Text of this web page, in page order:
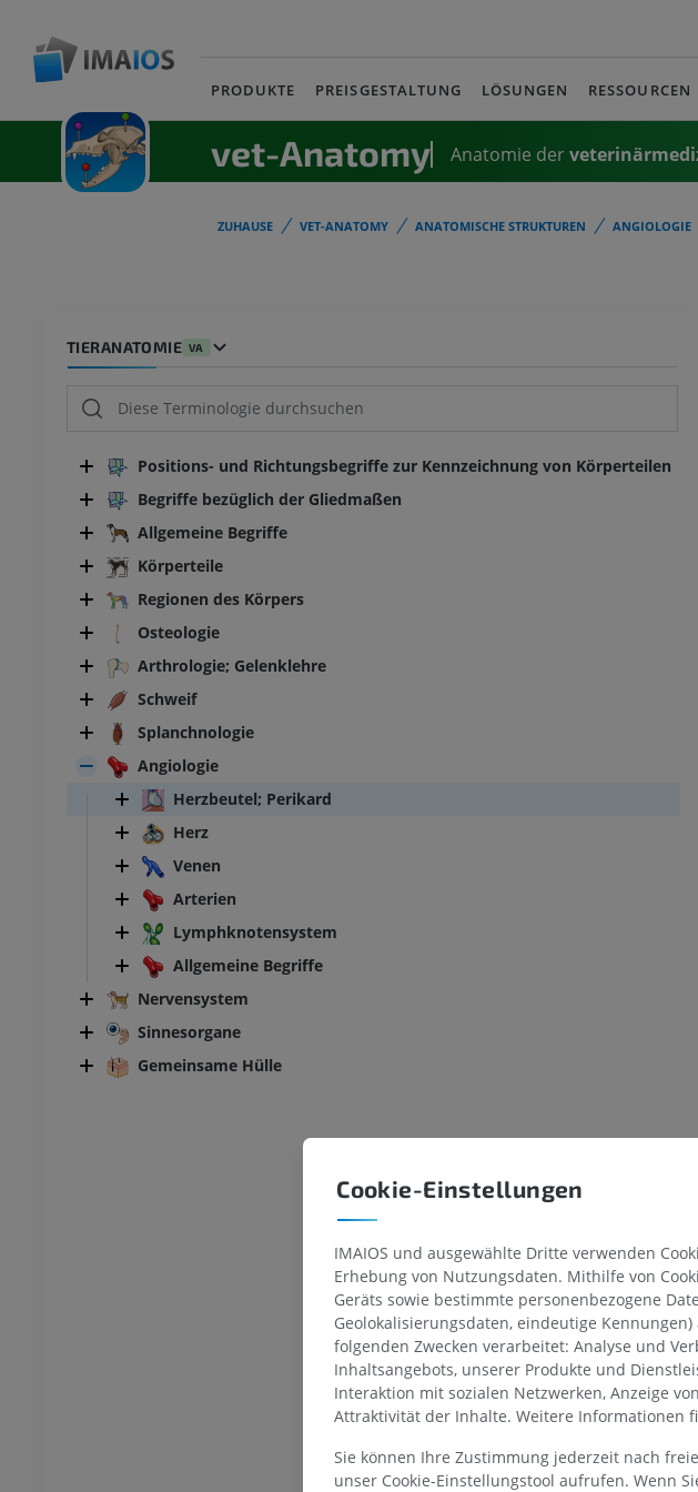
PRODUKTE PREISGESTALTUNG LÖSUNGEN RESSOURCEN
vet-Anatomy Anatomie der
ZUHAUSE VET-ANATOMY ANATOMISCHE STRUKTUREN ANGIOLOGIE
TIERANATOMIE VA
Positions- und Richtungsbegriffe zur Kennzeichnung von Körperteilen
Begriffe bezüglich der Gliedmaßen
Allgemeine Begriffe
Körperteile
Regionen des Körpers
Osteologie
Arthrologie; Gelenklehre
Schweif
Splanchnologie
Angiologie
Herzbeutel; Perikard
Herz
Venen
Arterien
Lymphknotensystem
Allgemeine Begriffe
Nervensystem
Sinnesorgane
Gemeinsame Hülle
Rind - Allgemeine Anatomie
Abbildungen
KOSTENLOS
Rind - Osteologie
PFERD
Pferd -
Abbildungen
PREMIUM
Pferd - Osteologie
Röntgenbilder
Cookie-Einstellungen
IMAIOS und ausgewählte Dritte verwenden
Erhebung von Nutzungsdaten. Mithilfe von
Geräts sowie bestimmte personenbezogene
Geolokalisierungsdaten, eindeutige
folgenden Zwecken verarbeitet: Analyse und
Inhaltsangebots, unserer Produkte und
Interaktion mit sozialen Netzwerken, Anzeige
Attraktivität der Inhalte. Weitere Informationen
Sie können Ihre Zustimmung jederzeit nach
unser Cookie-Einstellungstool aufrufen. Wenn